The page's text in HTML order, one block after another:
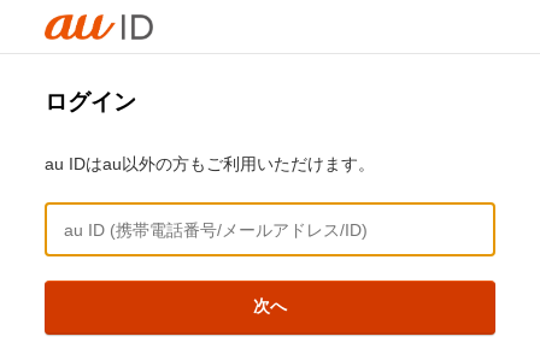
ログイン
au IDはau以外の方もご利用いただけます。
次へ